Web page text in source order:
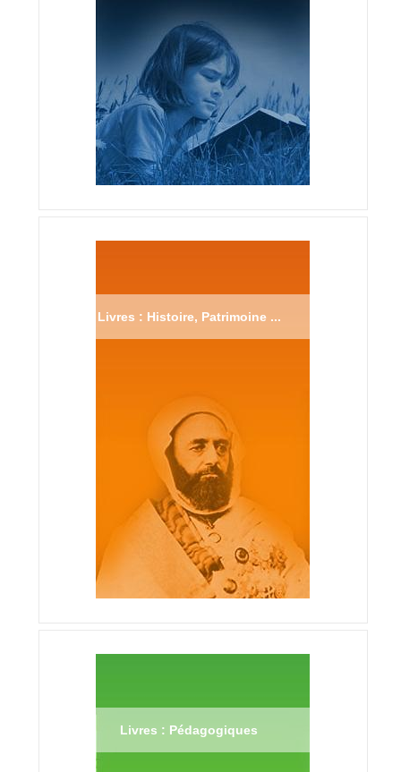
Livres : Histoire, Patrimoine ...
Livres : Pédagogiques